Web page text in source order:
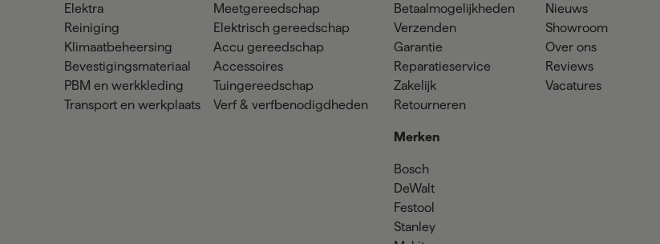
Elektra
Reiniging
Klimaatbeheersing
Bevestigingsmateriaal
PBM en werkkleding
Transport en werkplaats
Meetgereedschap
Elektrisch gereedschap
Accu gereedschap
Accessoires
Tuingereedschap
Verf & verfbenodigdheden
Betaalmogelijkheden
Verzenden
Garantie
Reparatieservice
Zakelijk
Retourneren
Merken
Bosch
DeWalt
Festool
Stanley
Nieuws
Showroom
Over ons
Reviews
Vacatures